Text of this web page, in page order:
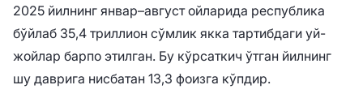
2025 йилнинг январ–август ойларида республика
бўйлаб 35,4 триллион сўмлик якка тартибдаги уй-
жойлар барпо этилган. Бу кўрсаткич ўтган йилнинг
шу даврига нисбатан 13,3 фоизга кўпдир.